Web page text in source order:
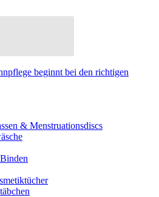
beginnt bei den richtigen
& Menstruationsdiscs